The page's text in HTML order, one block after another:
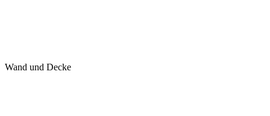
Wand und Decke